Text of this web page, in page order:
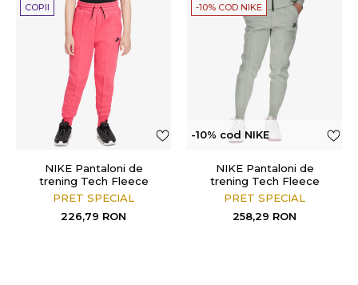
COPII
NIKE Pantaloni de
trening Tech Fleece
PRET SPECIAL
226,79 RON
-10% COD NIKE
-10% cod NIKE
NIKE Pantaloni de
trening Tech Fleece
PRET SPECIAL
258,29 RON